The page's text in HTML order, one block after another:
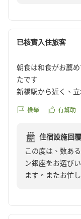
宿泊支配人
已核實入住旅客
朝食は和食がお薦
たです
新橋駅から近く、
化粧品等を置くス
檢舉 有幫助
住宿設施回覆
この度は、数あ
ン銀座をお選び
ます。またお忙